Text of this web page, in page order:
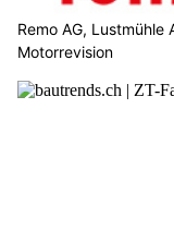
Remo AG,
Motorrevision